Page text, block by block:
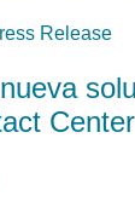
Release